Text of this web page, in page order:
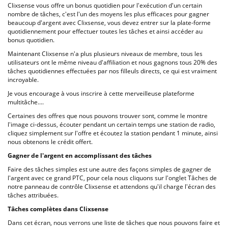
Clixsense vous offre un bonus quotidien pour l'exécution d'un certain
nombre de tâches, c'est l'un des moyens les plus efficaces pour gagner
beaucoup d'argent avec Clixsense, vous devez entrer sur la plate-forme
quotidiennement pour effectuer toutes les tâches et ainsi accéder au
bonus quotidien.
Maintenant Clixsense n'a plus plusieurs niveaux de membre, tous les
utilisateurs ont le même niveau d'affiliation et nous gagnons tous 20% des
tâches quotidiennes effectuées par nos filleuls directs, ce qui est vraiment
incroyable.
Je vous encourage à vous inscrire à cette merveilleuse plateforme
multitâche....
Certaines des offres que nous pouvons trouver sont, comme le montre
l'image ci-dessus, écouter pendant un certain temps une station de radio,
cliquez simplement sur l'offre et écoutez la station pendant 1 minute, ainsi
nous obtenons le crédit offert.
Gagner de l'argent en accomplissant des tâches
Faire des tâches simples est une autre des façons simples de gagner de
l'argent avec ce grand PTC, pour cela nous cliquons sur l'onglet Tâches de
notre panneau de contrôle Clixsense et attendons qu'il charge l'écran des
tâches attribuées.
Tâches complètes dans Clixsense
Dans cet écran, nous verrons une liste de tâches que nous pouvons faire et